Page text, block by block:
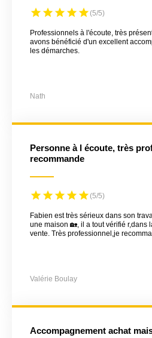
(5/5)
Professionnels à l'écoute, très
avons bénéficié d'un excellent
les démarches.
Nath
Personne à l écoute, très professionnel, je
recommande
(5/5)
Fabien est très sérieux dans son travail, Nous venons
une maison 🏡, il a tout vérifié r,dans la maison avant l'acte de
vente. Très professionnel,je
Valérie Boulay
Accompagnement achat